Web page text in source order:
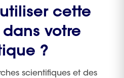
cette
votre
?
scientifiques et des